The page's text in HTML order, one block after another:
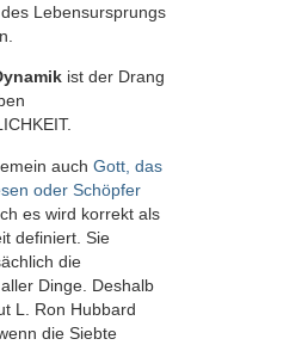
Lebensursprungs
ist der Drang
auch Gott, das
oder Schöpfer
es wird korrekt als
definiert. Sie
die
Dinge. Deshalb
L. Ron Hubbard
die Siebte